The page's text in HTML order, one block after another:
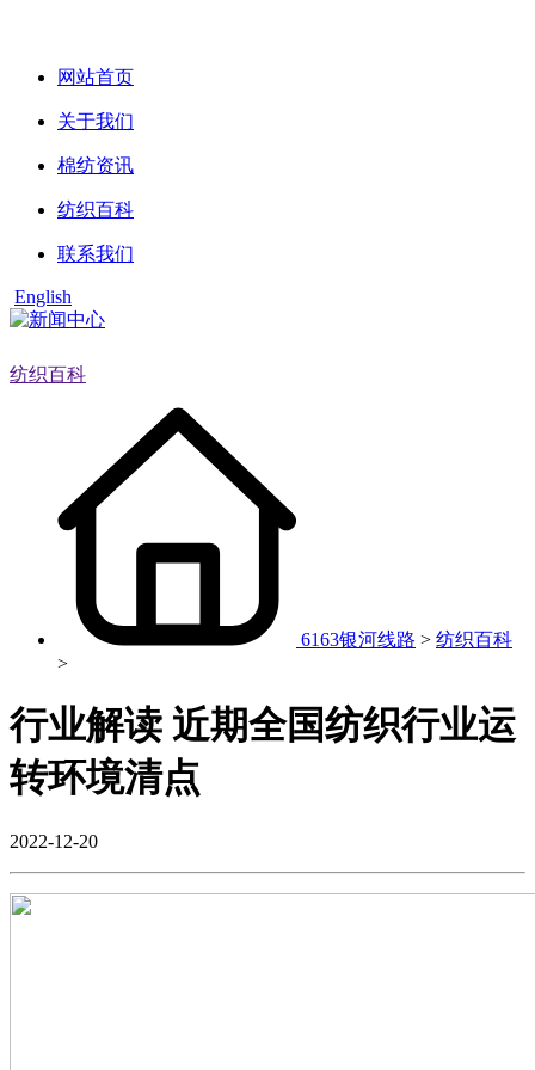
网站首页
关于我们
棉纺资讯
纺织百科
联系我们
English
纺织百科
6163银河线路 > 纺织百科
>
行业解读 近期全国纺织行业运
转环境清点
2022-12-20